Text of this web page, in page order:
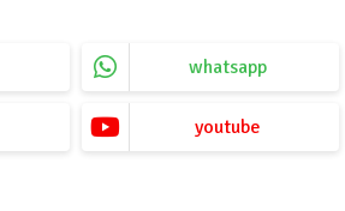
whatsapp
youtube